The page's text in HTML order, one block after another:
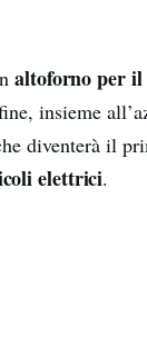
altoforno per il
insieme
diventerà il
elettrici.